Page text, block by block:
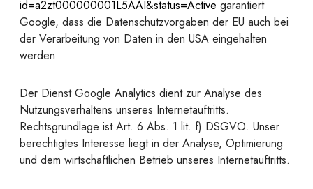
id=a2zt000000001L5AAI&status=Active garantiert
Google, dass die Datenschutzvorgaben der EU auch bei
der Verarbeitung von Daten in den USA eingehalten
werden.
Der Dienst Google Analytics dient zur Analyse des
Nutzungsverhaltens unseres Internetauftritts.
Rechtsgrundlage ist Art. 6 Abs. 1 lit. f) DSGVO. Unser
berechtigtes Interesse liegt in der Analyse, Optimierung
und dem wirtschaftlichen Betrieb unseres Internetauftritts.